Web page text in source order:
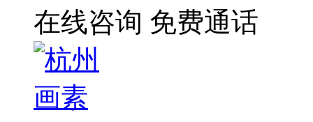
在线咨询 免费通话